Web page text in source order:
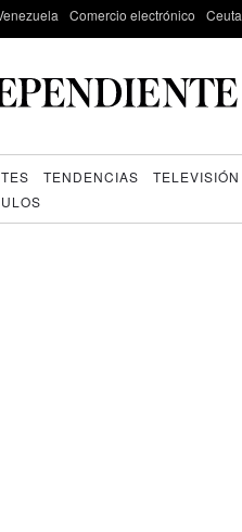
Comercio electrónico Ceuta
TENDENCIAS TELEVISIÓN